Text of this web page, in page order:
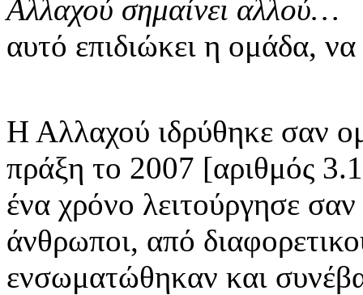
Αλλαχού σημαίνει αλλού…
αυτό επιδιώκει η ομάδα,
Η Αλλαχού ιδρύθηκε σαν
πράξη το 2007 [αριθμός
ένα χρόνο λειτούργησε
άνθρωποι, από
ενσωματώθηκαν και